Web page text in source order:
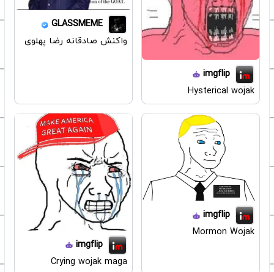
imgflip
Hysterical wojak
GLASSMEME
واکنش صادقانه رضا پهلوی
imgflip
Mormon Wojak
imgflip
Crying wojak maga